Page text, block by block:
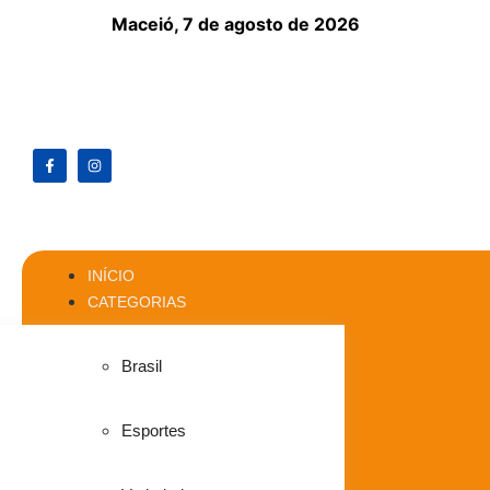
Maceió, 7 de agosto de 2026
INÍCIO
CATEGORIAS
Brasil
Esportes